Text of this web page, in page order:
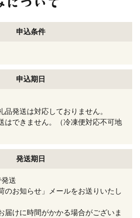
申込条件
申込期日
発送は対応しておりません。
はできません。（冷凍便対応不可地
発送期日
送
のお知らせ」メールをお送りいたし
届けに時間がかかる場合がございま